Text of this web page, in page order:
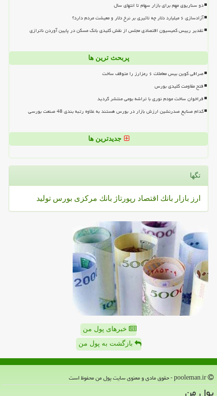
دو سناریوی مهم برای بازار سهام تا انتهای سال
آزادسازی ۶ میلیارد دلار چه تاثیری بر نرخ دلار و معیشت مردم دارد؟
تقدیر رییس کمیسیون اقتصادی مجلس از نقش کلیدی بانک مسکن در پایین آوردن ناترازی
پربحث ترین ها
صرافی کوین بیس معاملات ۶ رمزارز را متوقف ساخت
فتح مقاومت کلیدی بورس
فراخوان ساخت مودم نوری با تراشه بومی منتشر گردید
کدام صنایع صدرنشین ارزش بازار در بورس هستند به علاوه رتبه بندی 48 صنعت بورسی
جدیدترین ها
تگها
ارز بازار بانك اقتصاد رپورتاژ بانك مركزی بورس تولید
خبرهای پول من
بازگشت به پول من